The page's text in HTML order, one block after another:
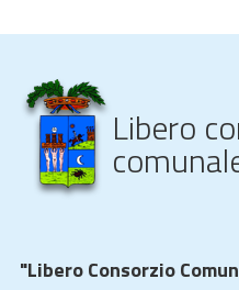
Libero
"Libero Consorzio